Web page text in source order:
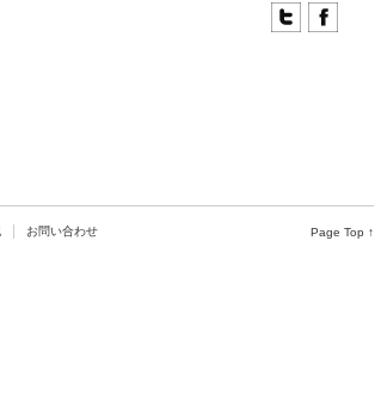
Page Top ↑
お問い合わせ